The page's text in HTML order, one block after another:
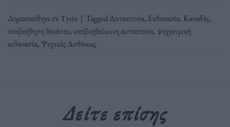
Δημοσιεύθηκε σεΥγεία | TaggedΑυτοκτονία, Ευθανασία, Καναδάς,
υποβοήθηση θανάτου,υποβοηθούμενη αυτοκτονία,ψυχιατρική
ευθανασία,Ψυχικές Ασθένειες
Δείτε επίσης